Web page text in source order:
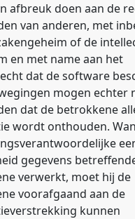
afbreuk doen aan de
van anderen, met
of de
en met name aan het
dat de software
mogen echter
dat de betrokkene
wordt onthouden.
gegevens
verwerkt, moet hij de
voorafgaand aan de
kunnen